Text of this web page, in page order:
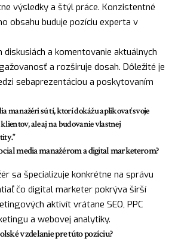
výsledky a štýl práce. Konzistentné
obsahu buduje pozíciu experta v
diskusiách a komentovanie aktuálnych
a rozširuje dosah. Dôležité je
sebaprezentáciou a poskytovaním
manažéri sú tí, ktorí dokážu aplikovať svoje
ale aj na budovanie vlastnej
media manažérom a digital marketerom?
sa špecializuje konkrétne na správu
čo digital marketer pokrýva širší
aktivít vrátane SEO, PPC
a webovej analytiky.
vzdelanie pre túto pozíciu?